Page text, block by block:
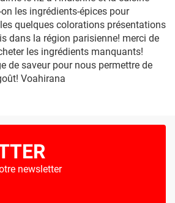
les ingrédients-épices pour
quelques colorations présentations
dans la région parisienne! merci de
les ingrédients manquants!
de saveur pour nous permettre de
Voahirana
newsletter